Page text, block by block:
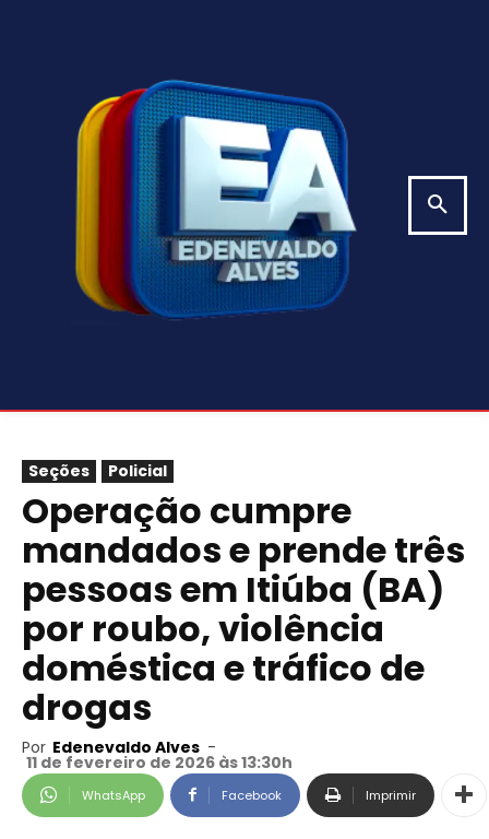
Seções Policial
Operação cumpre
mandados e prende três
pessoas em Itiúba (BA)
por roubo, violência
doméstica e tráfico de
drogas
Por Edenevaldo Alves -
11 de fevereiro de 2026 às 13:30h
WhatsApp Facebook Imprimir